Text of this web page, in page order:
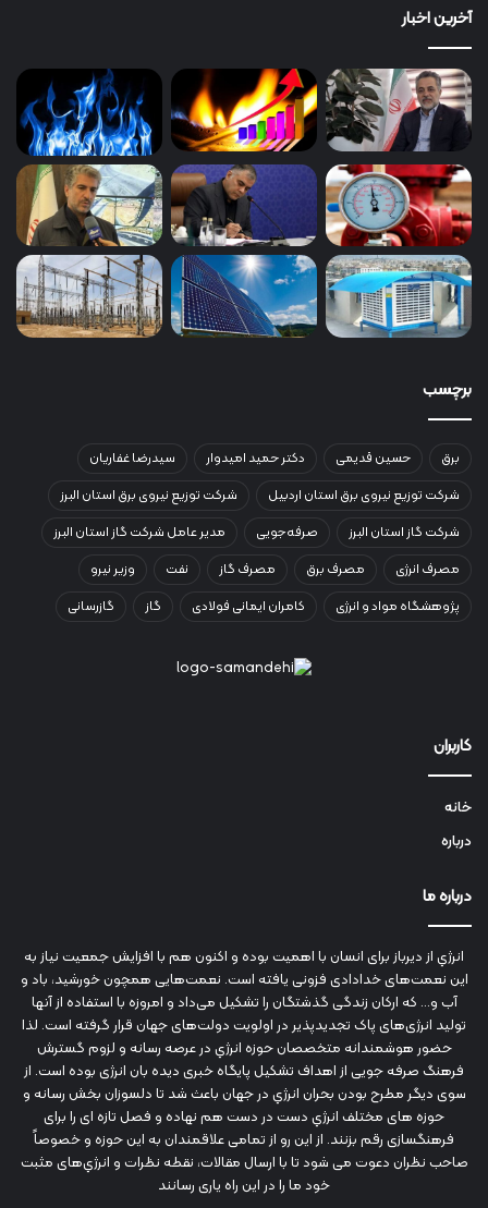
آخرین اخبار
برچسب
برق حسین قدیمی دکتر حمید امیدوار
سیدرضا غفاریان
شرکت توزیع نیروی برق استان اردبیل
شرکت توزیع نیروی برق استان البرز
شرکت گاز استان البرز
صرفه‌جویی
مدیر عامل شرکت گاز استان البرز
مصرف انرژی
مصرف برق مصرف گاز نفت
وزیر نیرو
پژوهشگاه مواد و انرژی
کامران ایمانی فولادی گاز گازرسانی
کاربران
خانه
درباره
درباره ما
انرژي‌ از دیرباز برای انسان با اهمیت بوده و اکنون هم با افزایش جمعیت نیاز به
این نعمت‌های خدادادی فزونی یافته است. نعمت‌هایی همچون خورشید، باد و
آب و... که ارکان زندگی گذشتگان را تشکیل می‌داد و امروزه با استفاده از آنها
تولید انرژی‌های پاک تجدیدپذیر در اولویت دولت‌های جهان قرار گرفته است. لذا
حضور هوشمندانه متخصصان حوزه انرژي در عرصه رسانه و لزوم گسترش
فرهنگ صرفه جویی از اهداف تشکیل پایگاه خبری دیده بان انرژی بوده است. از
سوی دیگر مطرح بودن بحران انرژي در جهان باعث شد تا دلسوزان بخش رسانه و
حوزه های مختلف انرژي دست در دست هم نهاده و فصل تازه ای را برای
فرهنگسازی رقم بزنند. از این رو از تمامی علاقمندان به این حوزه و خصوصاً
صاحب نظران دعوت می شود تا با ارسال مقالات، نقطه نظرات و انرژي‌های مثبت
خود ما را در این راه یاری رسانند